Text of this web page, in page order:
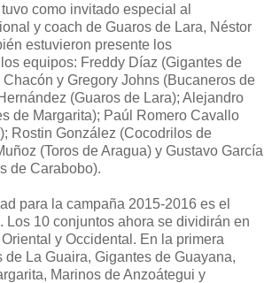
como invitado especial al
y coach de Guaros de Lara, Néstor
estuvieron presente los
equipos: Freddy Díaz (Gigantes de
y Gregory Johns (Bucaneros de
(Guaros de Lara); Alejandro
de Margarita); Paúl Romero Cavallo
Rostin González (Cocodrilos de
(Toros de Aragua) y Gustavo García
de Carabobo).
para la campaña 2015-2016 es el
Los 10 conjuntos ahora se dividirán en
y Occidental. En la primera
de La Guaira, Gigantes de Guayana,
Marinos de Anzoátegui y